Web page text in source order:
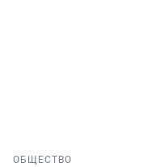
ОБЩЕСТВО